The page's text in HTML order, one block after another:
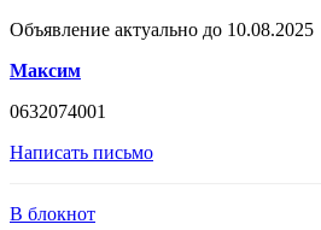
Объявление актуально до 10.08.2025
Максим
0632074001
Написать письмо
В блокнот